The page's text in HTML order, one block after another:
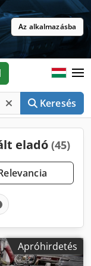
Az alkalmazásba
Keresés
eladó (45)
Apróhirdetés